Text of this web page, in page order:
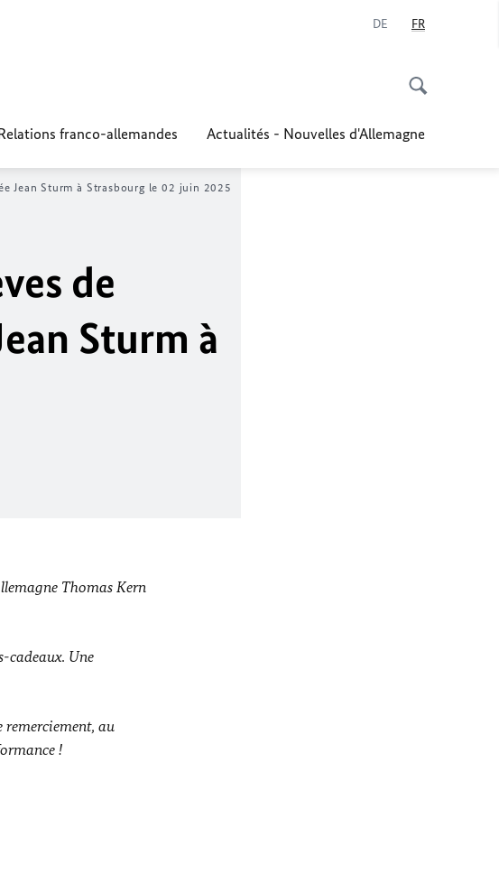
DE FR
franco-allemandes Actualités - Nouvelles d'Allemagne
Jean Sturm à Strasbourg le 02 juin 2025
de
Sturm à
Thomas Kern
cadeaux. Une
remerciement, au
!